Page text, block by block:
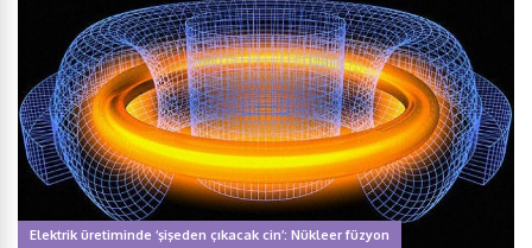
Elektrik üretiminde ‘şişeden çıkacak cin’: Nükleer füzyon